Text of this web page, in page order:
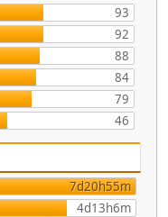
93
92
88
84
79
46
7d20h55m
4d13h6m